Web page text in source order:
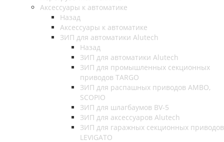
Аксессуары к автоматике
Назад
Аксессуары к автоматике
ЗИП для автоматики Alutech
Назад
ЗИП для автоматики Alutech
ЗИП для промышленных секционных
приводов TARGO
ЗИП для распашных приводов AMBO,
SCOPIO
ЗИП для шлагбаумов BV-5
ЗИП для аксессуаров Alutech
ЗИП для гаражных секционных приводов
LEVIGATO